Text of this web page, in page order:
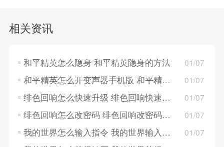
相关资讯
和平精英怎么隐身 和平精英隐身的方法 01/07
和平精英怎么开变声器手机版 和平精英开变声器手机版的方法 01/07
绯色回响怎么快速升级 绯色回响快速升级的方法 01/07
绯色回响怎么改密码 绯色回响改密码的方法 01/07
我的世界怎么输入指令 我的世界输入指令的方法 01/07